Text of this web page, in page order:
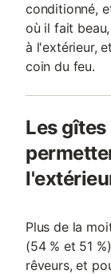
conditionné,
où il fait
à l'extérieur,
coin du feu.
Les
Plus de la
(54 % et 51
rêveurs, et